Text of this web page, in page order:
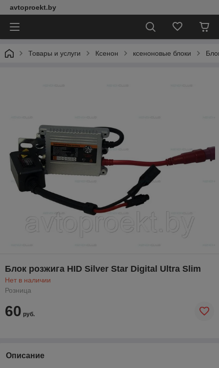
avtoproekt.by
Товары и услуги Ксенон ксеноновые блоки
Блок розжига HID Silver Star Digital Ultra Slim
Нет в наличии
Розница
60 руб.
Описание